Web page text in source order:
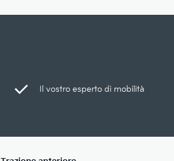
Il vostro esperto di mobilità